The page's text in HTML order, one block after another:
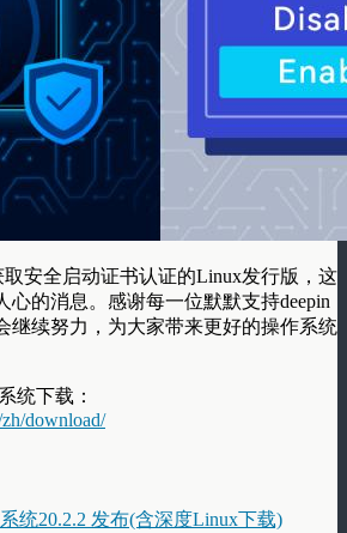
取安全启动证书认证的Linux发行版，这
心的消息。感谢每一位默默支持deepin
继续努力，为大家带来更好的操作系统
统下载：
download/
统20.2.2 发布(含深度Linux下载)